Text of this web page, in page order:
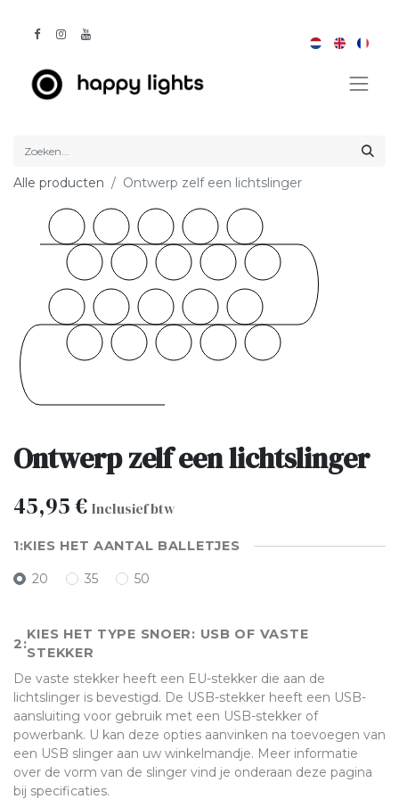
Alle producten Ontwerp zelf een lichtslinger
Ontwerp zelf een lichtslinger
45,95€ Inclusief btw
KIES HET AANTAL BALLETJES
20 35 50
KIES HET TYPE SNOER: USB OF VASTE
STEKKER
De vaste stekker heeft een EU-stekker die aan de
lichtslinger is bevestigd. De USB-stekker heeft een USB-
aansluiting voor gebruik met een USB-stekker of
powerbank. U kan deze opties aanvinken na toevoegen van
een USB slinger aan uw winkelmandje. Meer informatie
over de vorm van de slinger vind je onderaan deze pagina
bij specificaties.